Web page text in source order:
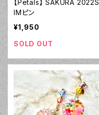
【Petals】 SAKURA 2022S
IMピン
¥1,950
SOLD OUT